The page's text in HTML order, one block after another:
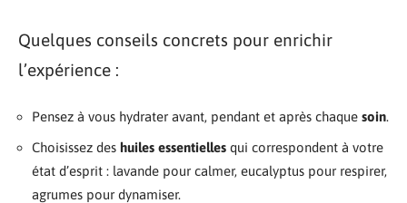
Quelques conseils concrets pour enrichir
l’expérience :
Pensez à vous hydrater avant, pendant et après chaque soin.
Choisissez des huiles essentielles qui correspondent à votre
état d’esprit : lavande pour calmer, eucalyptus pour respirer,
agrumes pour dynamiser.